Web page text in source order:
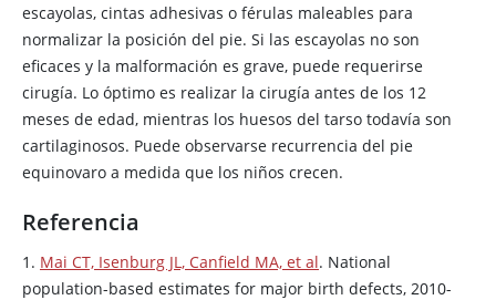
escayolas, cintas adhesivas o férulas maleables para
normalizar la posición del pie. Si las escayolas no son
eficaces y la malformación es grave, puede requerirse
cirugía. Lo óptimo es realizar la cirugía antes de los 12
meses de edad, mientras los huesos del tarso todavía son
cartilaginosos. Puede observarse recurrencia del pie
equinovaro a medida que los niños crecen.
Referencia
1. Mai CT, Isenburg JL, Canfield MA, et al. National
population-based estimates for major birth defects, 2010-